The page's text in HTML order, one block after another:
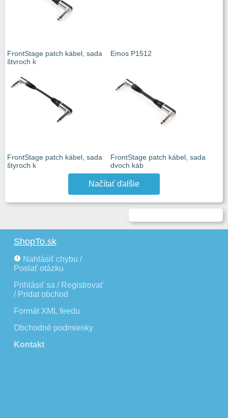
FrontStage patch kábel, sada
štyroch k
Emos P1512
FrontStage patch kábel, sada
štyroch k
FrontStage patch kábel, sada
dvoch káb
Načítať ďalšie
ShopTo.sk
Nahlásiť chybu /
Poslať otázku
Prihlásiť sa / Registrovať
/ Pridat obchod
Formát XML feedu
Obchodné podmienky
Kontakt